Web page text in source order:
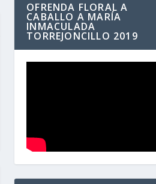
OFRENDA FLORAL A
CABALLO A MARÍA
INMACULADA
TORREJONCILLO 2019